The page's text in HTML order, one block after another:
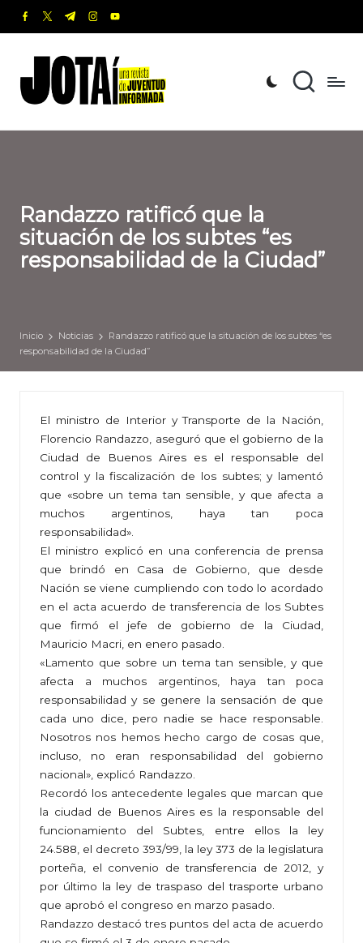
Saltar
contenido
facebook.com
twitter.com
t.me instagram.com
youtube.com
o
t
revista
de
Informada
Randazzo ratificó que la
situación de los subtes “es
responsabilidad de la Ciudad”
Inicio Noticias
Randazzo ratificó que la situación de los subtes “es
responsabilidad de la Ciudad”
El ministro de Interior y Transporte de la Nación,
Florencio Randazzo, aseguró que el gobierno de la
Ciudad de Buenos Aires es el responsable del
control y la fiscalización de los subtes; y lamentó
que «sobre un tema tan sensible, y que afecta a
muchos argentinos, haya tan poca
responsabilidad».
El ministro explicó en una conferencia de prensa
que brindó en Casa de Gobierno, que desde
Nación se viene cumpliendo con todo lo acordado
en el acta acuerdo de transferencia de los Subtes
que firmó el jefe de gobierno de la Ciudad,
Mauricio Macri, en enero pasado.
«Lamento que sobre un tema tan sensible, y que
afecta a muchos argentinos, haya tan poca
responsabilidad y se genere la sensación de que
cada uno dice, pero nadie se hace responsable.
Nosotros nos hemos hecho cargo de cosas que,
incluso, no eran responsabilidad del gobierno
nacional», explicó Randazzo.
Recordó los antecedente legales que marcan que
la ciudad de Buenos Aires es la responsable del
funcionamiento del Subtes, entre ellos la ley
24.588, el decreto 393/99, la ley 373 de la legislatura
porteña, el convenio de transferencia de 2012, y
por último la ley de traspaso del trasporte urbano
que aprobó el congreso en marzo pasado.
Randazzo destacó tres puntos del acta de acuerdo